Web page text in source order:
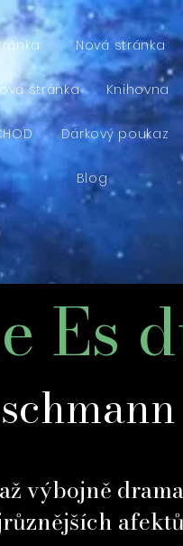
Nová stránka
stránka Knihovna
Dárkový poukaz
Blog
Es
výbojně